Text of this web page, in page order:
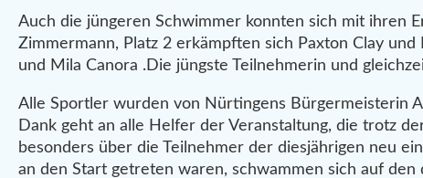
Auch die jüngeren Schwimmer konnten sich mit ihren
Zimmermann, Platz 2 erkämpften sich Paxton Clay
und Mila Canora .Die jüngste Teilnehmerin und
Alle Sportler wurden von Nürtingens Bürgermeisterin
Dank geht an alle Helfer der Veranstaltung, die trotz
besonders über die Teilnehmer der diesjährigen neu
an den Start getreten waren, schwammen sich auf